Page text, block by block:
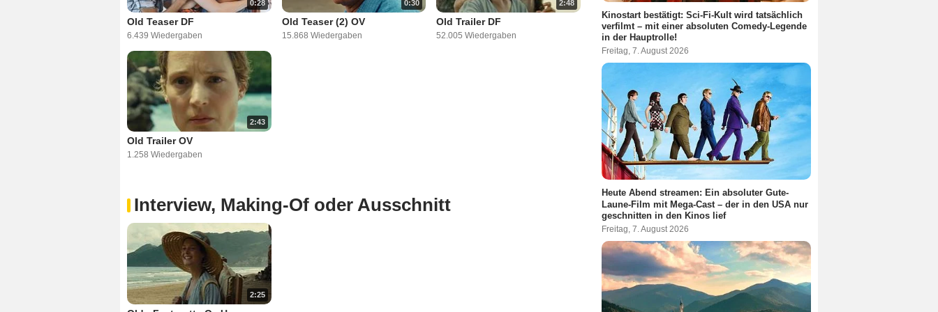
0:28
Old Teaser DF
6.439 Wiedergaben
0:30
Old Teaser (2) OV
15.868 Wiedergaben
2:48
Old Trailer DF
52.005 Wiedergaben
2:43
Old Trailer OV
1.258 Wiedergaben
Interview, Making-Of oder Ausschnitt
2:25
Kinostart bestätigt: Sci-Fi-Kult wird tatsächlich
verfilmt – mit einer absoluten Comedy-Legende
in der Hauptrolle!
Freitag, 7. August 2026
Heute Abend streamen: Ein absoluter Gute-
Laune-Film mit Mega-Cast – der in den USA nur
geschnitten in den Kinos lief
Freitag, 7. August 2026